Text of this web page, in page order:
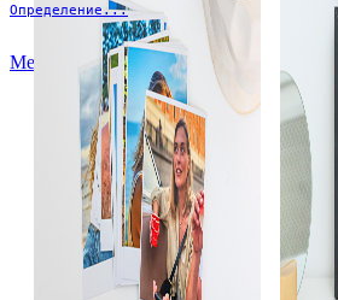
Определение...
Меню